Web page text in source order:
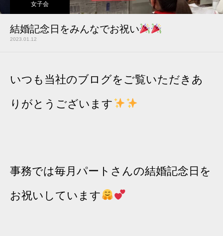
女子会
結婚記念日をみんなでお祝い
2023.01.12
いつも当社のブログをご覧いただきあ
りがとうございます
事務では毎月パートさんの結婚記念日を
お祝いしています